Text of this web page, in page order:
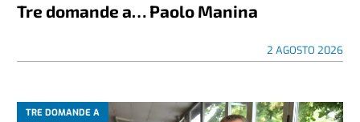
Tre domande a… Paolo Manina
2 AGOSTO 2026
TRE DOMANDE A